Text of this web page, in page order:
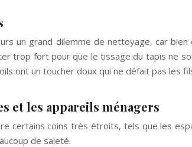
un grand dilemme de nettoyage, car
trop fort pour que le tissage du tapis ne
ont un toucher doux qui ne défait pas les
et les appareils ménagers
certains coins très étroits, tels que les
de saleté.